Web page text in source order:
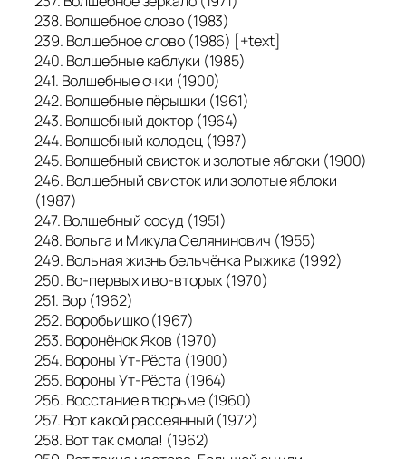
238. Волшебное слово (1983)
239. Волшебное слово (1986) [+text]
240. Волшебные каблуки (1985)
241. Волшебные очки (1900)
242. Волшебные пёрышки (1961)
243. Волшебный доктор (1964)
244. Волшебный колодец (1987)
245. Волшебный свисток и золотые яблоки (1900)
246. Волшебный свисток или золотые яблоки
(1987)
247. Волшебный сосуд (1951)
248. Вольга и Микула Селянинович (1955)
249. Вольная жизнь бельчёнка Рыжика (1992)
250. Во-первых и во-вторых (1970)
251. Вор (1962)
252. Воробьишко (1967)
253. Воронёнок Яков (1970)
254. Вороны Ут-Рёста (1900)
255. Вороны Ут-Рёста (1964)
256. Восстание в тюрьме (1960)
257. Вот какой рассеянный (1972)
258. Вот так смола! (1962)